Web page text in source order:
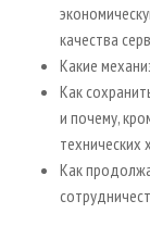
качества
Какие
Как
и почему,
технических
Как